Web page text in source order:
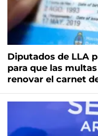
Diputados de LLA
para que las
renovar el carnet